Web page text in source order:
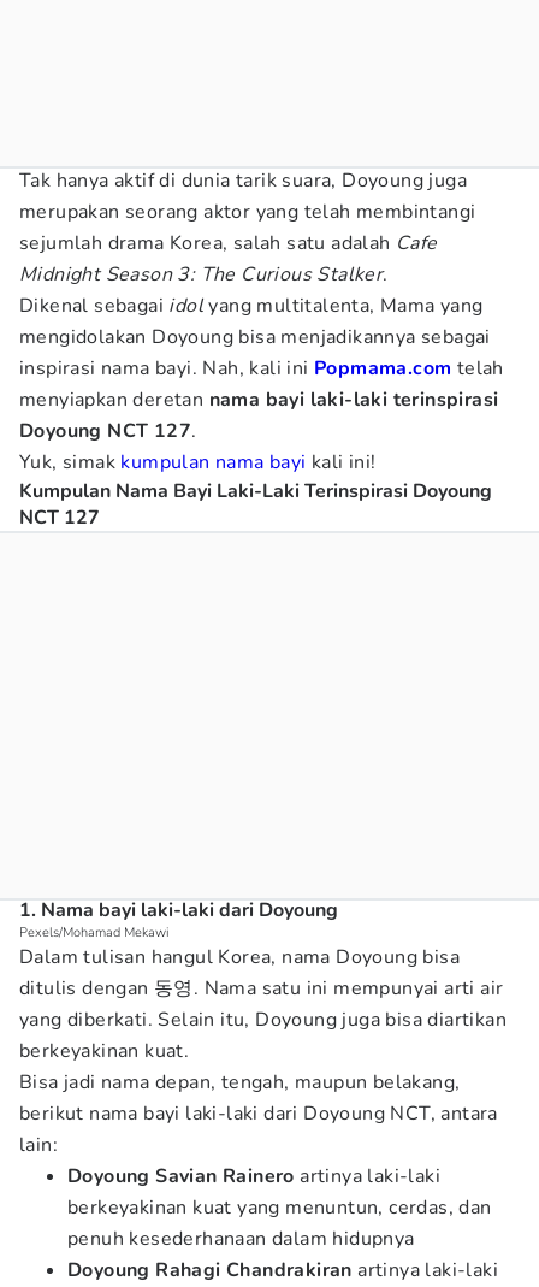
Tak hanya aktif di dunia tarik suara, Doyoung juga
merupakan seorang aktor yang telah membintangi
sejumlah drama Korea, salah satu adalah Cafe
Midnight Season 3: The Curious Stalker.
Dikenal sebagai idolyang multitalenta, Mama yang
mengidolakan Doyoung bisa menjadikannya sebagai
inspirasi nama bayi. Nah, kali ini Popmama.com telah
menyiapkan deretan nama bayi laki-laki terinspirasi
Doyoung NCT 127.
Yuk, simak kumpulan nama bayi kali ini!
Kumpulan Nama Bayi Laki-Laki Terinspirasi Doyoung
NCT 127
1. Nama bayi laki-laki dari Doyoung
Pexels/Mohamad Mekawi
Dalam tulisan hangul Korea, nama Doyoung bisa
ditulis dengan 동영. Nama satu ini mempunyai arti air
yang diberkati. Selain itu, Doyoung juga bisa diartikan
berkeyakinan kuat.
Bisa jadi nama depan, tengah, maupun belakang,
berikut nama bayi laki-laki dari Doyoung NCT, antara
lain:
DoyoungSavian Rainero artinya laki-laki
berkeyakinan kuat yang menuntun, cerdas, dan
penuh kesederhanaan dalam hidupnya
Doyoung Rahagi Chandrakiran artinya laki-laki